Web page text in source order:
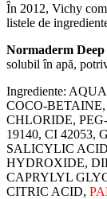
În 2012, Vichy
listele de
Normaderm
solubil în apă,
Ingrediente:
COCO-
CHLORIDE,
19140, CI
SALICYLIC
HYDROXIDE,
CAPRYLYL
CITRIC ACID,